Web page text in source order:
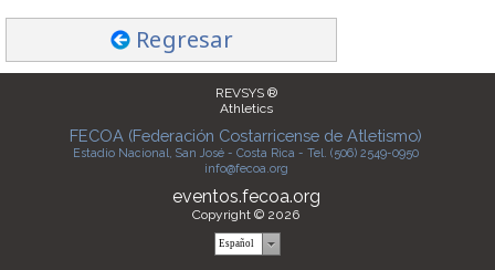
Regresar
REVSYS ®
Athletics
FECOA (Federación Costarricense de Atletismo)
Estadio Nacional, San José - Costa Rica - Tel. (506) 2549-0950
info@fecoa.org
eventos.fecoa.org
Copyright © 2026